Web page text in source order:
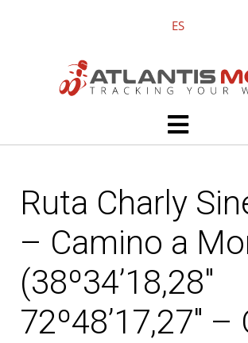
ES
Main
Menu
Ruta Charly
– Camino a
(38º34’18,28″
72º48’17,27″ –